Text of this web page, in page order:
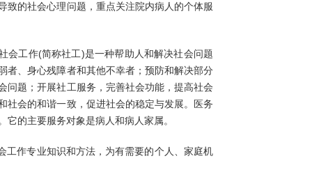
致的社会心理问题，重点关注院内病人的个体服
会工作(简称社工)是一种帮助人和解决社会问题
者、身心残障者和其他不幸者；预防和解决部分
问题；开展社工服务，完善社会功能，提高社会
社会的和谐一致，促进社会的稳定与发展。医务
的主要服务对象是病人和病人家属。
作专业知识和方法，为有需要的个人、家庭机